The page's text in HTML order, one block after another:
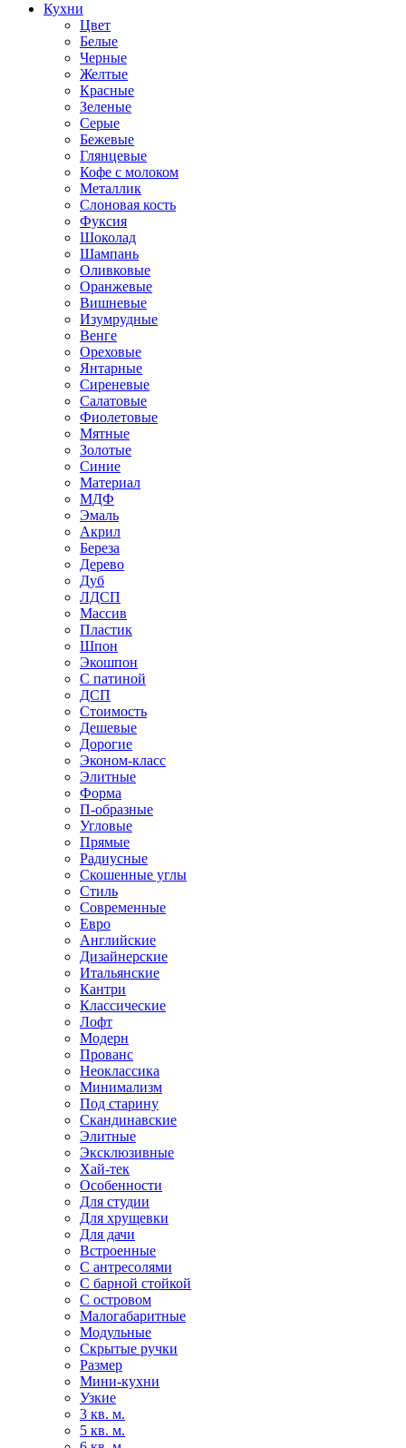
Кухни
Цвет
Белые
Черные
Желтые
Красные
Зеленые
Серые
Бежевые
Глянцевые
Кофе с молоком
Металлик
Слоновая кость
Фуксия
Шоколад
Шампань
Оливковые
Оранжевые
Вишневые
Изумрудные
Венге
Ореховые
Янтарные
Сиреневые
Салатовые
Фиолетовые
Мятные
Золотые
Синие
Материал
МДФ
Эмаль
Акрил
Береза
Дерево
Дуб
ЛДСП
Массив
Пластик
Шпон
Экошпон
С патиной
ДСП
Стоимость
Дешевые
Дорогие
Эконом-класс
Элитные
Форма
П-образные
Угловые
Прямые
Радиусные
Скошенные углы
Стиль
Современные
Евро
Английские
Дизайнерские
Итальянские
Кантри
Классические
Лофт
Модерн
Прованс
Неоклассика
Минимализм
Под старину
Скандинавские
Элитные
Эксклюзивные
Хай-тек
Особенности
Для студии
Для хрущевки
Для дачи
Встроенные
С антресолями
С барной стойкой
С островом
Малогабаритные
Модульные
Скрытые ручки
Размер
Мини-кухни
Узкие
3 кв. м.
5 кв. м.